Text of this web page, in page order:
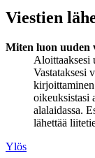
Viestien
Miten luon uuden
Aloittaaksesi
Vastataksesi
oikeuksistasi
alalaidassa.
lähettää
Ylös